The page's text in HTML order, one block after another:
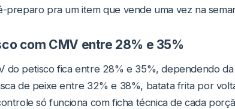
preparo pra um item que vende uma vez na
com CMV entre 28% e 35%
do petisco fica entre 28% e 35%, dependendo
de peixe entre 32% e 38%, batata frita por
só funciona com ficha técnica de cada